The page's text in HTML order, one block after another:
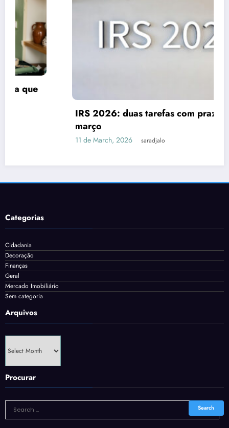
IRS 2026: duas tarefas com prazo até 31 de
11 de March, 2026 saradjalo
Categorias
Cidadania
Decoração
Finanças
Geral
Mercado Imobiliário
Sem categoria
Arquivos
Procurar